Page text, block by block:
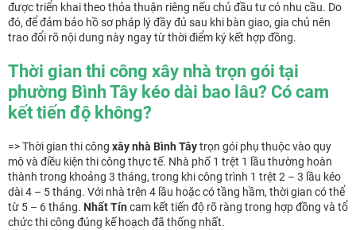
được triển khai theo thỏa thuận riêng nếu chủ đầu tư có nhu cầu. Do
đó, để đảm bảo hồ sơ pháp lý đầy đủ sau khi bàn giao, gia chủ nên
trao đổi rõ nội dung này ngay từ thời điểm ký kết hợp đồng.
Thời gian thi công xây nhà trọn gói tại
phường Bình Tây kéo dài bao lâu? Có cam
kết tiến độ không?
=> Thời gian thi công xây nhà Bình Tâytrọn gói phụ thuộc vào quy
mô và điều kiện thi công thực tế. Nhà phố 1 trệt 1 lầu thường hoàn
thành trong khoảng 3 tháng, trong khi công trình 1 trệt 2 – 3 lầu kéo
dài 4 – 5 tháng. Với nhà trên 4 lầu hoặc có tầng hầm, thời gian có thể
từ 5 – 6 tháng. Nhất Tín cam kết tiến độ rõ ràng trong hợp đồng và tổ
chức thi công đúng kế hoạch đã thống nhất.